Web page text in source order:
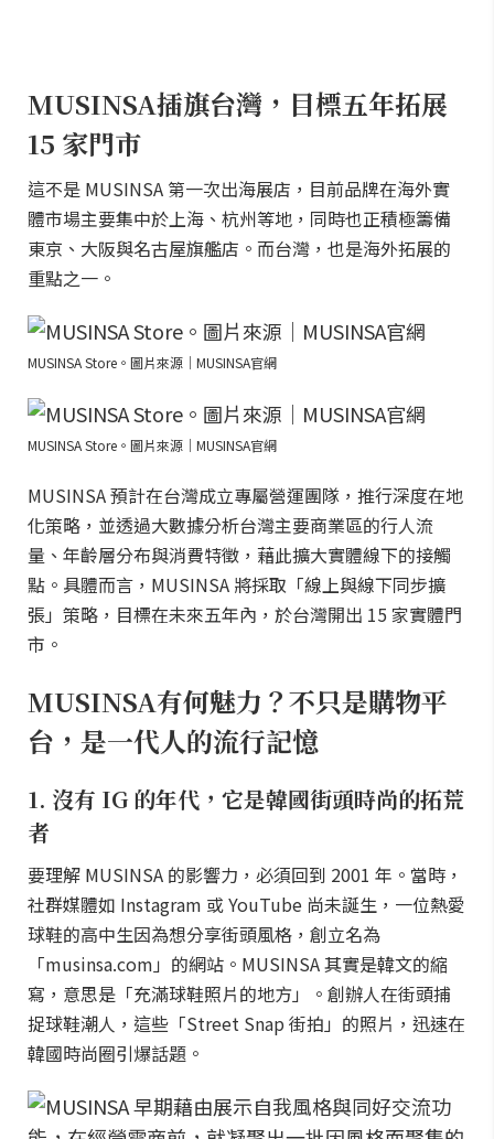
MUSINSA插旗台灣，目標五年拓展
15 家門市
這不是 MUSINSA 第一次出海展店，目前品牌在海外實
體市場主要集中於上海、杭州等地，同時也正積極籌備
東京、大阪與名古屋旗艦店。而台灣，也是海外拓展的
重點之一。
MUSINSA Store。圖片來源｜MUSINSA官網
MUSINSA Store。圖片來源｜MUSINSA官網
MUSINSA 預計在台灣成立專屬營運團隊，推行深度在地
化策略，並透過大數據分析台灣主要商業區的行人流
量、年齡層分布與消費特徵，藉此擴大實體線下的接觸
點。具體而言，MUSINSA 將採取「線上與線下同步擴
張」策略，目標在未來五年內，於台灣開出 15 家實體門
市。
MUSINSA有何魅力？不只是購物平
台，是一代人的流行記憶
1. 沒有 IG 的年代，它是韓國街頭時尚的拓荒
者
要理解 MUSINSA 的影響力，必須回到 2001 年。當時，
社群媒體如 Instagram 或 YouTube 尚未誕生，一位熱愛
球鞋的高中生因為想分享街頭風格，創立名為
「musinsa.com」的網站。MUSINSA 其實是韓文的縮
寫，意思是「充滿球鞋照片的地方」。創辦人在街頭捕
捉球鞋潮人，這些「Street Snap 街拍」的照片，迅速在
韓國時尚圈引爆話題。